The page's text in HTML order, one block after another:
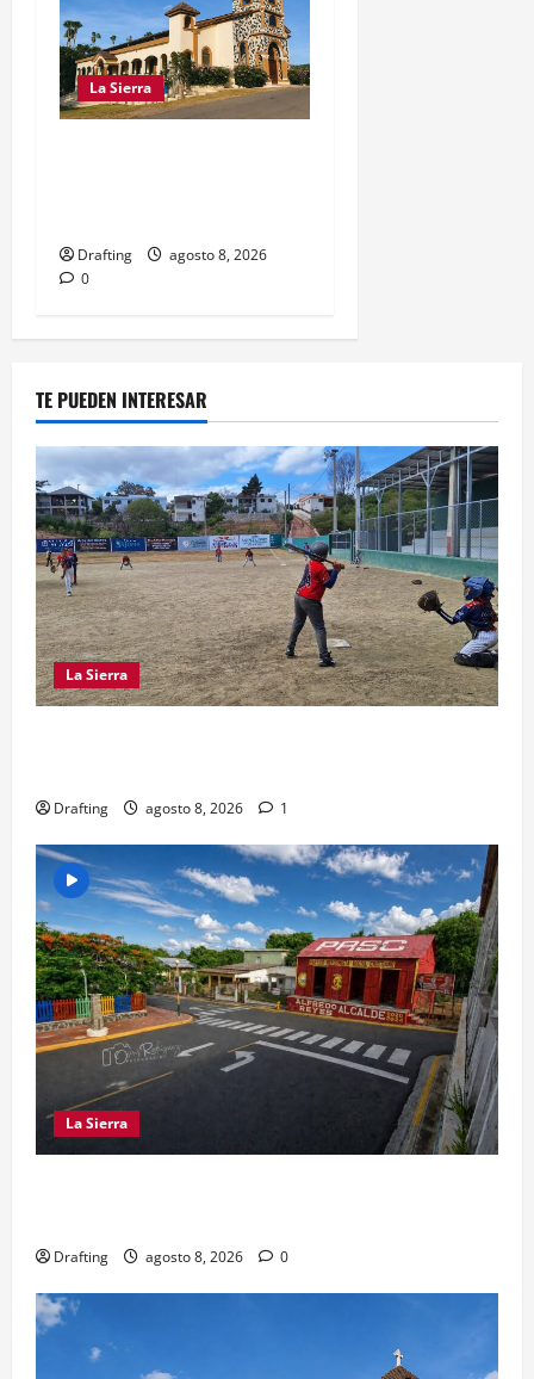
La Sierra
Drafting
agosto 8, 2026
0
TE PUEDEN INTERESAR
La Sierra
Drafting agosto 8, 2026 1
La Sierra
Drafting agosto 8, 2026 0